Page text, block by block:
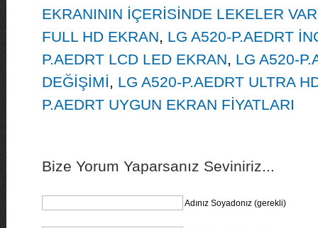
EKRANININ İÇERİSİNDE LEKELER VAR
FULL HD EKRAN, LG A520-P.AEDRT
P.AEDRT LCD LED EKRAN, LG A520-
DEĞİŞİMİ, LG A520-P.AEDRT ULTRA
P.AEDRT UYGUN EKRAN FİYATLARI
Bize Yorum Yaparsanız Seviniriz...
Adınız Soyadonız (gerekli)